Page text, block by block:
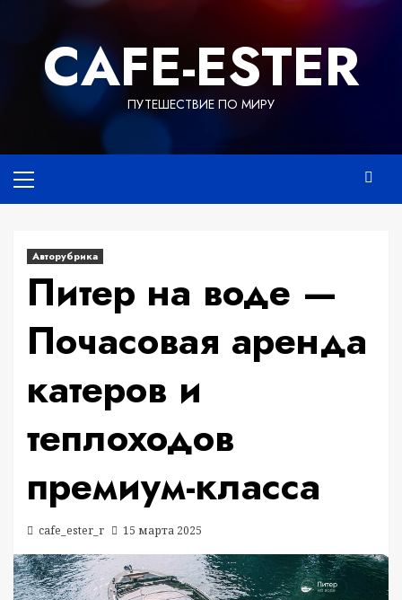
содержимому
СAFE-ESTER
ПУТЕШЕСТВИЕ ПО МИРУ
меню
Авторубрика
Питер на воде —
Почасовая аренда
катеров и
теплоходов
премиум-класса
cafe_ester_r 15 марта 2025